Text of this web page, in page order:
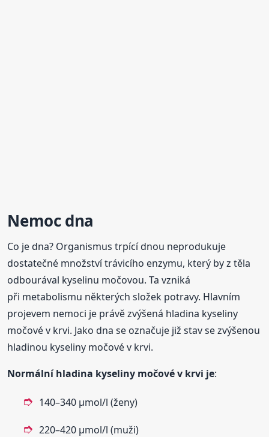
Nemoc dna
Co je dna? Organismus trpící dnou neprodukuje
dostatečné množství trávicího enzymu, který by z těla
odbourával kyselinu močovou. Ta vzniká
při metabolismu některých složek potravy. Hlavním
projevem nemoci je právě zvýšená hladina kyseliny
močové v krvi. Jako dna se označuje již stav se zvýšenou
hladinou kyseliny močové v krvi.
Normální hladina kyseliny močové v krvi je:
140–340 µmol/l (ženy)
220–420 µmol/l (muži)